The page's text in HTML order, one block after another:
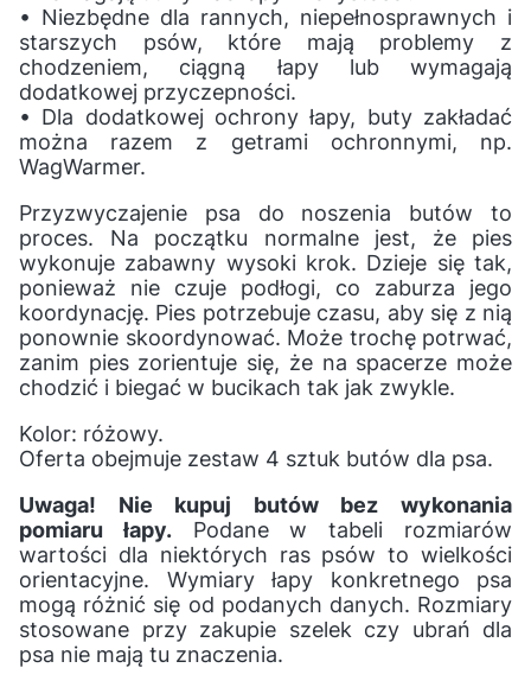
• Niezbędne dla rannych, niepełnosprawnych i
starszych psów, które mają problemy z
chodzeniem, ciągną łapy lub wymagają
dodatkowej przyczepności.
• Dla dodatkowej ochrony łapy, buty zakładać
można razem z getrami ochronnymi, np.
WagWarmer.
Przyzwyczajenie psa do noszenia butów to
proces. Na początku normalne jest, że pies
wykonuje zabawny wysoki krok. Dzieje się tak,
ponieważ nie czuje podłogi, co zaburza jego
koordynację. Pies potrzebuje czasu, aby się z nią
ponownie skoordynować. Może trochę potrwać,
zanim pies zorientuje się, że na spacerze może
chodzić i biegać w bucikach tak jak zwykle.
Kolor: różowy.
Oferta obejmuje zestaw 4 sztuk butów dla psa.
Uwaga! Nie kupuj butów bez wykonania
pomiaru łapy.Podane w tabeli rozmiarów
wartości dla niektórych ras psów to wielkości
orientacyjne. Wymiary łapy konkretnego psa
mogą różnić się od podanych danych. Rozmiary
stosowane przy zakupie szelek czy ubrań dla
psa nie mają tu znaczenia.